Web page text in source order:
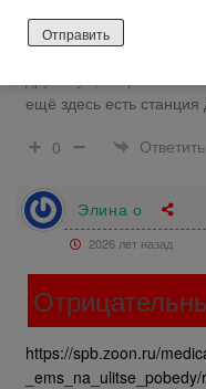
под общим наркозом.
мануального
После его сеансов
ещё здесь есть
0
Ответить
Элина о
2026 лет назад
https://spb.zoon.ru/